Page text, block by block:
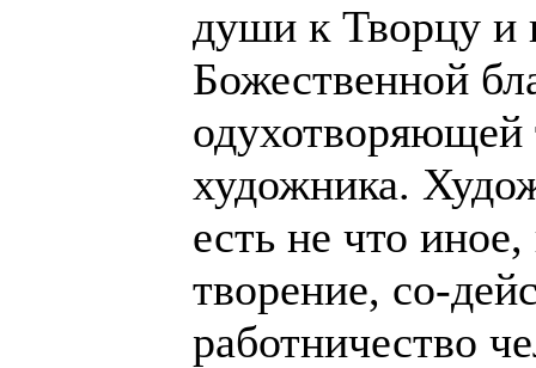
души к Творцу и
Божественной
художника.
есть не что
творение, со-
работничество